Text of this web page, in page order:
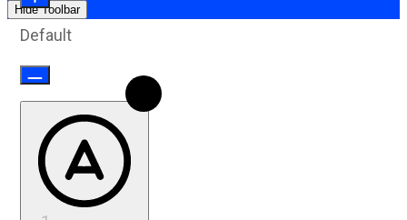
Hide Toolbar
Default